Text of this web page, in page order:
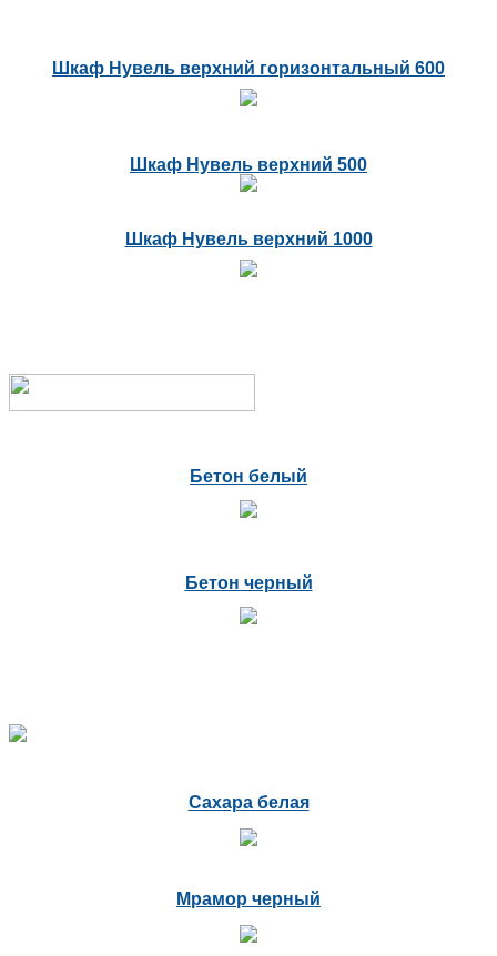
Шкаф Нувель верхний горизонтальный 600
Шкаф Нувель верхний 500
Шкаф Нувель верхний 1000
Бетон белый
Бетон черный
Сахара белая
Мрамор черный